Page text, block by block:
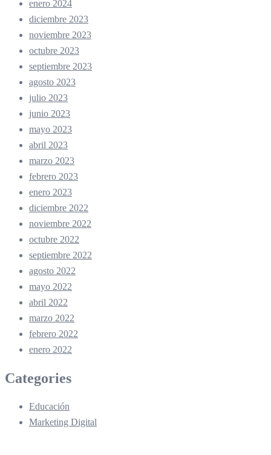
enero 2024
diciembre 2023
noviembre 2023
octubre 2023
septiembre 2023
agosto 2023
julio 2023
junio 2023
mayo 2023
abril 2023
marzo 2023
febrero 2023
enero 2023
diciembre 2022
noviembre 2022
octubre 2022
septiembre 2022
agosto 2022
mayo 2022
abril 2022
marzo 2022
febrero 2022
enero 2022
Categories
Educación
Marketing Digital